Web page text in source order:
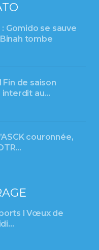
: Gomido se sauve
tombe
Fin de saison
interdit au…
couronnée,
l Vœux de